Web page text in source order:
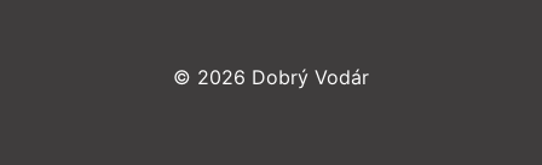
© 2026 Dobrý Vodár